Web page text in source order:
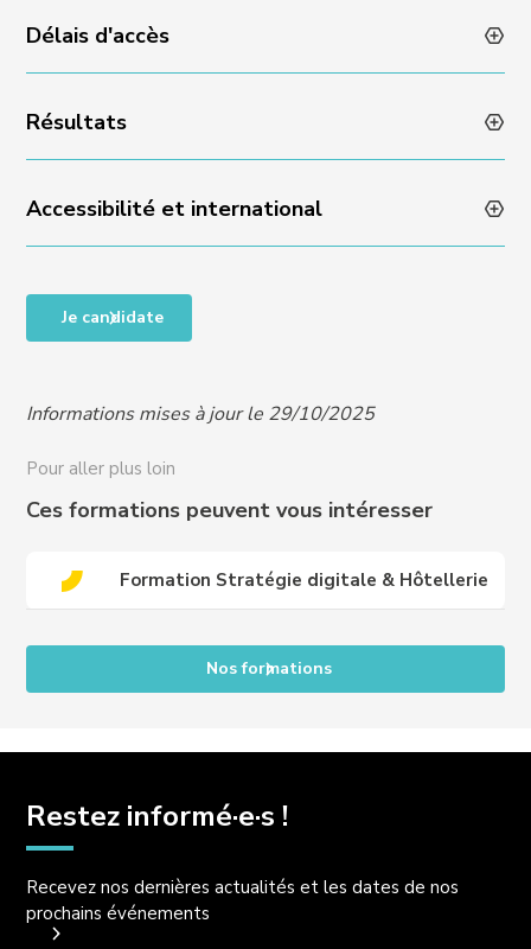
Évaluation des acquis en fin de formation via un quizz
ou un rendu de projet
Délais d'accès
Admissibilité sur dossier et échange avec l’équipe
Experience : réponse sous 48 heures
Résultats
Taux de satisfaction en fin de formation : NA
Taux de progression individuelle : NA
Accessibilité et international
Accessibilité des personnes en situation de handicap,
RQTH, ou difficultés particulières, nous contacter
handicap@crews-education.com
Accessibilité des publics internationaux, nous
contacter :
international@crews-education.com
Je candidate
Informations mises à jour le 29/10/2025
Pour aller plus loin
Ces formations peuvent vous intéresser
Formation Stratégie digitale & Hôtellerie
Nos formations
Restez informé·e·s !
Recevez nos dernières actualités et les dates de nos
prochains événements